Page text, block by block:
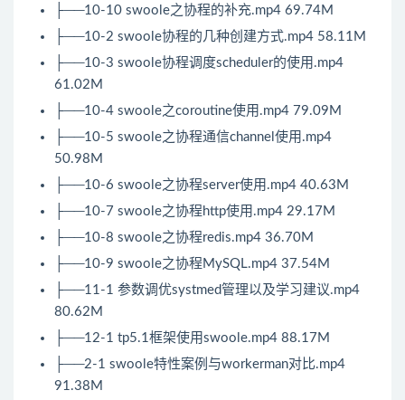
├──10-10 swoole之协程的补充.mp4 69.74M
├──10-2 swoole协程的几种创建方式.mp4 58.11M
├──10-3 swoole协程调度scheduler的使用.mp4
61.02M
├──10-4 swoole之coroutine使用.mp4 79.09M
├──10-5 swoole之协程通信channel使用.mp4
50.98M
├──10-6 swoole之协程server使用.mp4 40.63M
├──10-7 swoole之协程http使用.mp4 29.17M
├──10-8 swoole之协程redis.mp4 36.70M
├──10-9 swoole之协程MySQL.mp4 37.54M
├──11-1 参数调优systmed管理以及学习建议.mp4
80.62M
├──12-1 tp5.1框架使用swoole.mp4 88.17M
├──2-1 swoole特性案例与workerman对比.mp4
91.38M